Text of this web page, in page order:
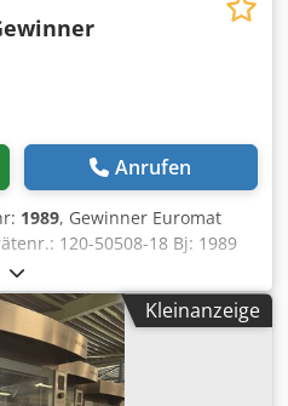
Anrufen
1989, Gewinner Euromat
120-50508-18 Bj: 1989
ca.3300 mm
mm Tischplatte
Dklecaok Tablarbreite: ca.
mm Tablarhöhe: ca. 500 mm
kg Farbe: Beige Front /
Kleinanzeige